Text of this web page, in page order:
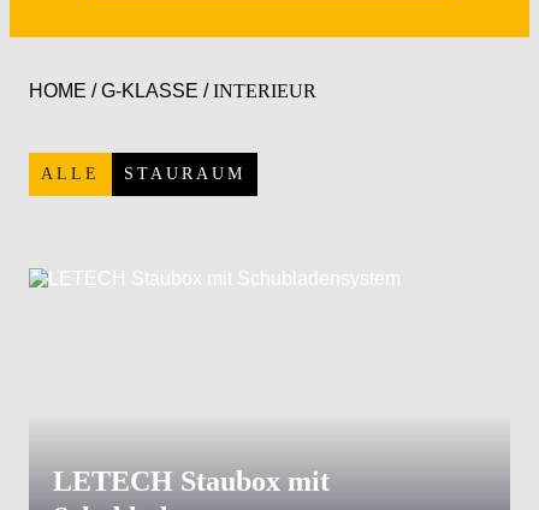
HOME /G-KLASSE /INTERIEUR
ALLE STAURAUM
LETECH Staubox mit